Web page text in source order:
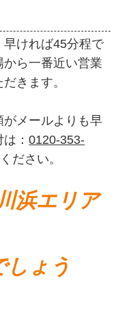
ければ45分程で
ら一番近い営業
きます。
メールよりも早
は：0120-353-
ださい。
浜エリア
しょう